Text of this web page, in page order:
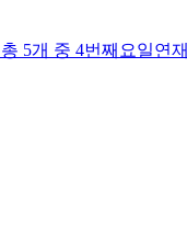
총 5개 중 4번째 요일연재